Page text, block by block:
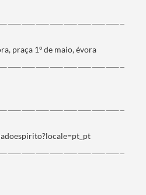
praça 1º de maio, évora